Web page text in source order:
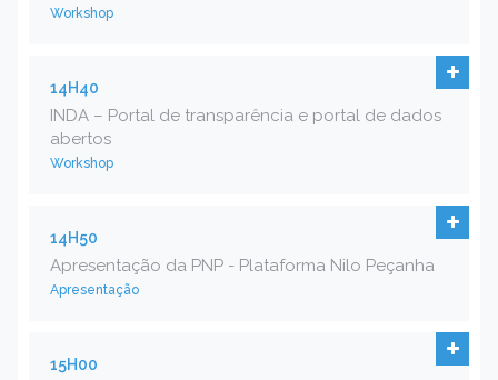
Workshop
14H40
INDA – Portal de transparência e portal de dados
abertos
Workshop
14H50
Apresentação da PNP - Plataforma Nilo Peçanha
Apresentação
15H00